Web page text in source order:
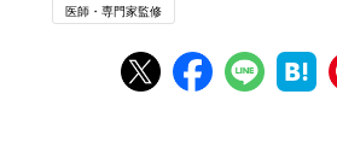
医師・専門家監修